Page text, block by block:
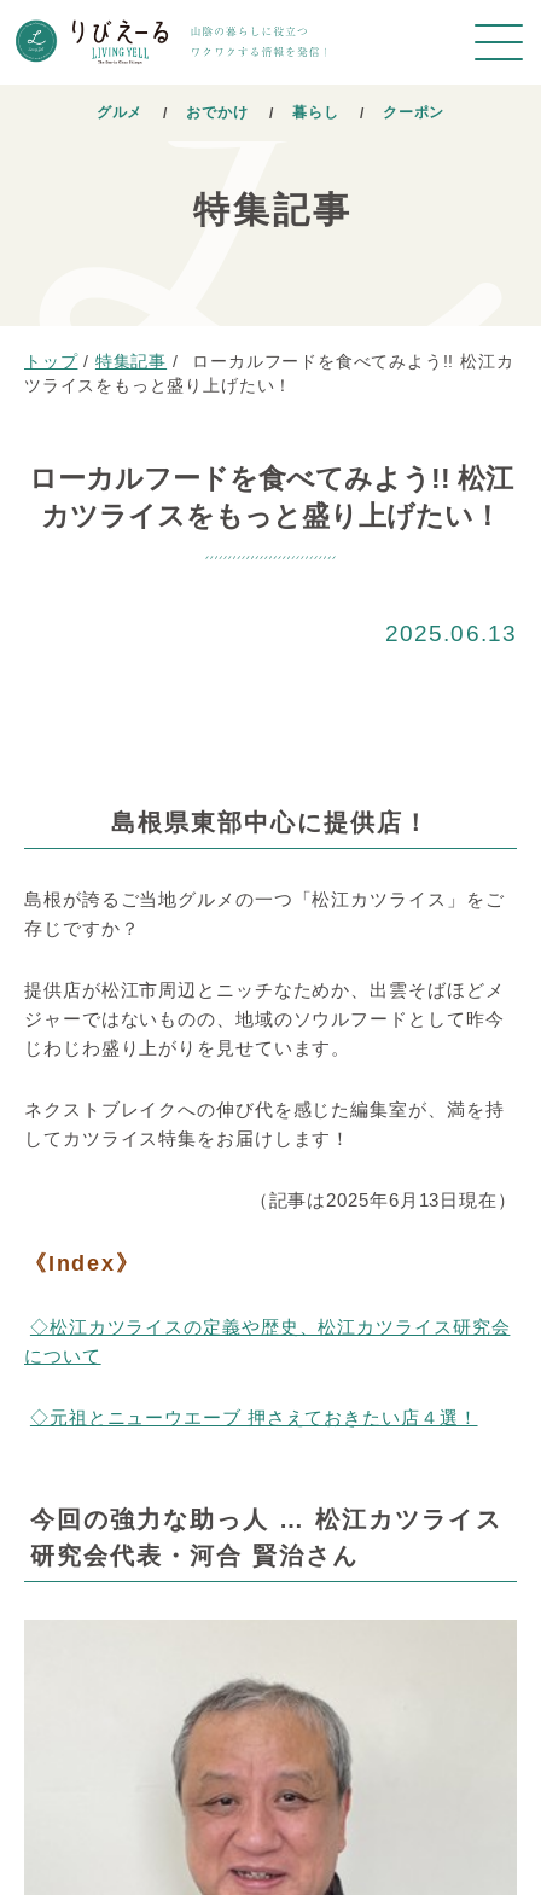
グルメ おでかけ 暮らし クーポン
特集記事
トップ / 特集記事 /
ローカルフードを食べてみよう!! 松江カ
ツライスをもっと盛り上げたい！
ローカルフードを食べてみよう!! 松江
カツライスをもっと盛り上げたい！
2025.06.13
島根県東部中心に提供店！
島根が誇るご当地グルメの一つ「松江カツライス」をご
存じですか？
提供店が松江市周辺とニッチなためか、出雲そばほどメ
ジャーではないものの、地域のソウルフードとして昨今
じわじわ盛り上がりを見せています。
ネクストブレイクへの伸び代を感じた編集室が、満を持
してカツライス特集をお届けします！
（記事は2025年6月13日現在）
《Index》
◇松江カツライスの定義や歴史、松江カツライス研究会
について
◇元祖とニューウエーブ 押さえておきたい店４選！
今回の強力な助っ人 … 松江カツライス
研究会代表・河合 賢治さん